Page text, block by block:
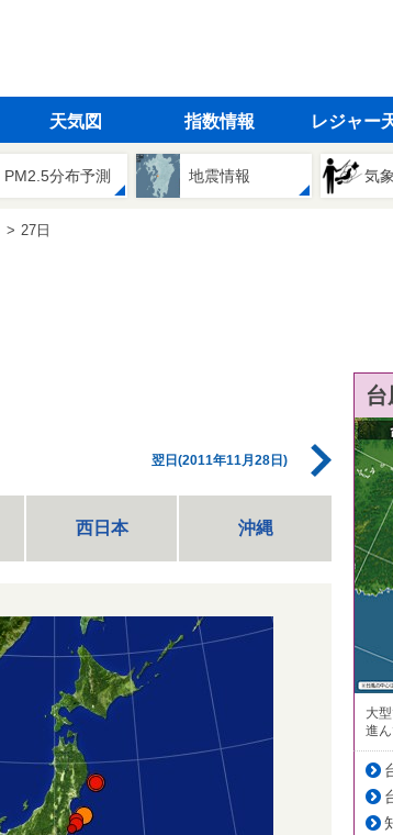
天気図 指数情報 レジャー
PM2.5分布予測 地震情報 気
27日
翌日(2011年11月28日)
西日本 沖縄
大
進